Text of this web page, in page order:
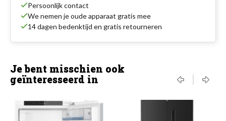
Persoonlijk contact
We nemen je oude apparaat gratis mee
14 dagen bedenktijd en gratis retourneren
Je bent misschien ook
geïnteresseerd in
‹